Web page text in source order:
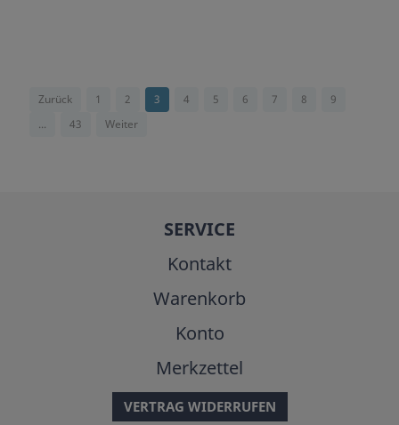
Zurück 1 2 3 4 5 6 7 8
9
...
43 Weiter
SERVICE
Kontakt
Warenkorb
Konto
Merkzettel
VERTRAG WIDERRUFEN